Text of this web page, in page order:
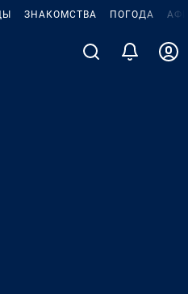
ЗНАКОМСТВА ПОГОДА